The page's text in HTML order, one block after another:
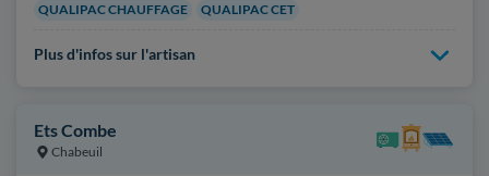
QUALIPAC CHAUFFAGE QUALIPAC CET
Plus d'infos sur l'artisan
Ets Combe
Chabeuil